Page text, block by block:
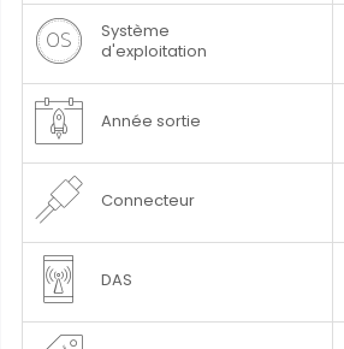
Système
d'exploitation
Année sortie
Connecteur
DAS